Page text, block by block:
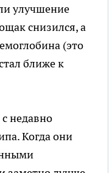
улучшение
снизился, а
(это
ближе к
недавно
Когда они